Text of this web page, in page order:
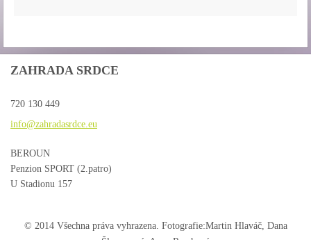
ZAHRADA SRDCE
720 130 449
info@zahradasrdce.eu
BEROUN
Penzion SPORT (2.patro)
U Stadionu 157
© 2014 Všechna práva vyhrazena. Fotografie:Martin Hlaváč, Dana